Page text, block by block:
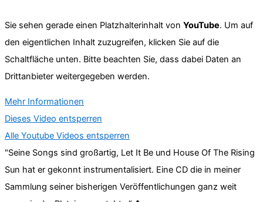
Sie sehen gerade einen Platzhalterinhalt von YouTube. Um auf
den eigentlichen Inhalt zuzugreifen, klicken Sie auf die
Schaltfläche unten. Bitte beachten Sie, dass dabei Daten an
Drittanbieter weitergegeben werden.
Mehr Informationen
Dieses Video entsperren
Alle Youtube Videos entsperren
"Seine Songs sind großartig, Let It Be und House Of The Rising
Sun hat er gekonnt instrumentalisiert. Eine CD die in meiner
Sammlung seiner bisherigen Veröffentlichungen ganz weit